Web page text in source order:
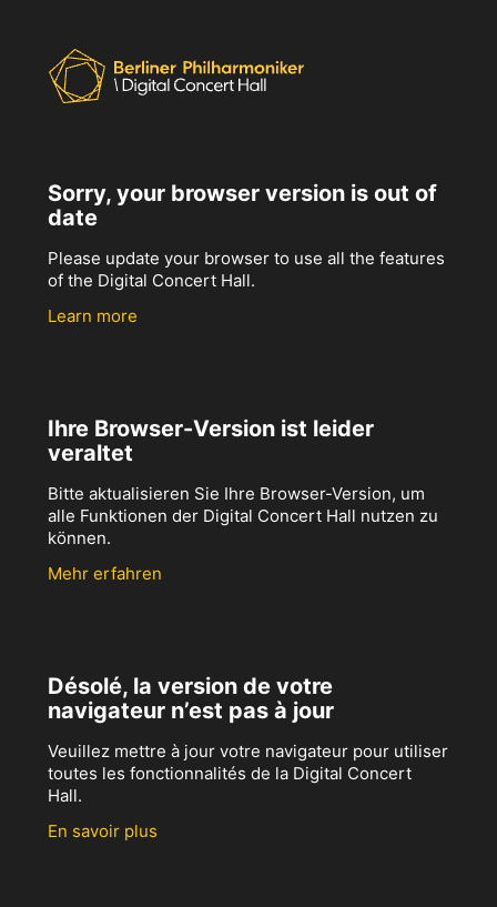
Sorry, your browser version is out of
date
Please update your browser to use all the features
of the Digital Concert Hall.
Learn more
Ihre Browser-Version ist leider
veraltet
Bitte aktualisieren Sie Ihre Browser-Version, um
alle Funktionen der Digital Concert Hall nutzen zu
können.
Mehr erfahren
Désolé, la version de votre
navigateur n’est pas à jour
Veuillez mettre à jour votre navigateur pour utiliser
toutes les fonctionnalités de la Digital Concert
Hall.
En savoir plus